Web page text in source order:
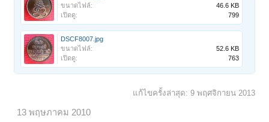
ขนาดไฟล์:
46.6 KB
เปิดดู:
799
DSCF8007.jpg
ขนาดไฟล์:
52.6 KB
เปิดดู:
763
แก้ไขครั้งล่าสุด: 9 พฤศจิกายน 2013
13 พฤษภาคม 2010